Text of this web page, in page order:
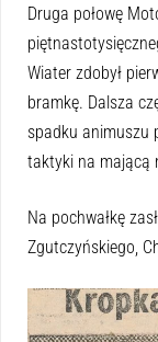
Druga połowę
Wiater zdobył
bramkę. Dalsza
spadku animuszu
taktyki na mającą
Na pochwałkę
Zgutczyńskiego,